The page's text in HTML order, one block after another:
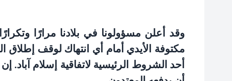
وقد أعلن مسؤولونا في بلادنا مرارًا
مكتوفة الأيدي أمام أي انتهاك لوقف إطلاق
أحد الشروط الرئيسية لاتفاقية إسلام آباد.